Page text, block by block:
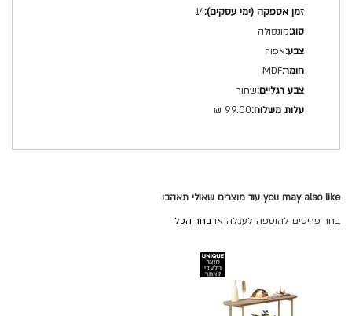
טכני
14
קונסולה
אפור
MDF
שחור
99.00 ₪
you may also like עוד מוצרים שאולי תאהבו
בחר פריטים להוספה לעגלה או בחר הכל